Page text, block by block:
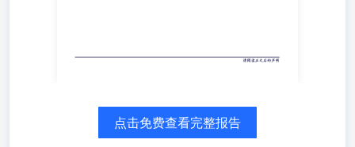
在小幅波动后收低。周五(7月25日)纽约商品期货交易所西
得克萨斯轻质原油2025年9月期货结算价每桶65.16美元，比
点击免费查看完整报告